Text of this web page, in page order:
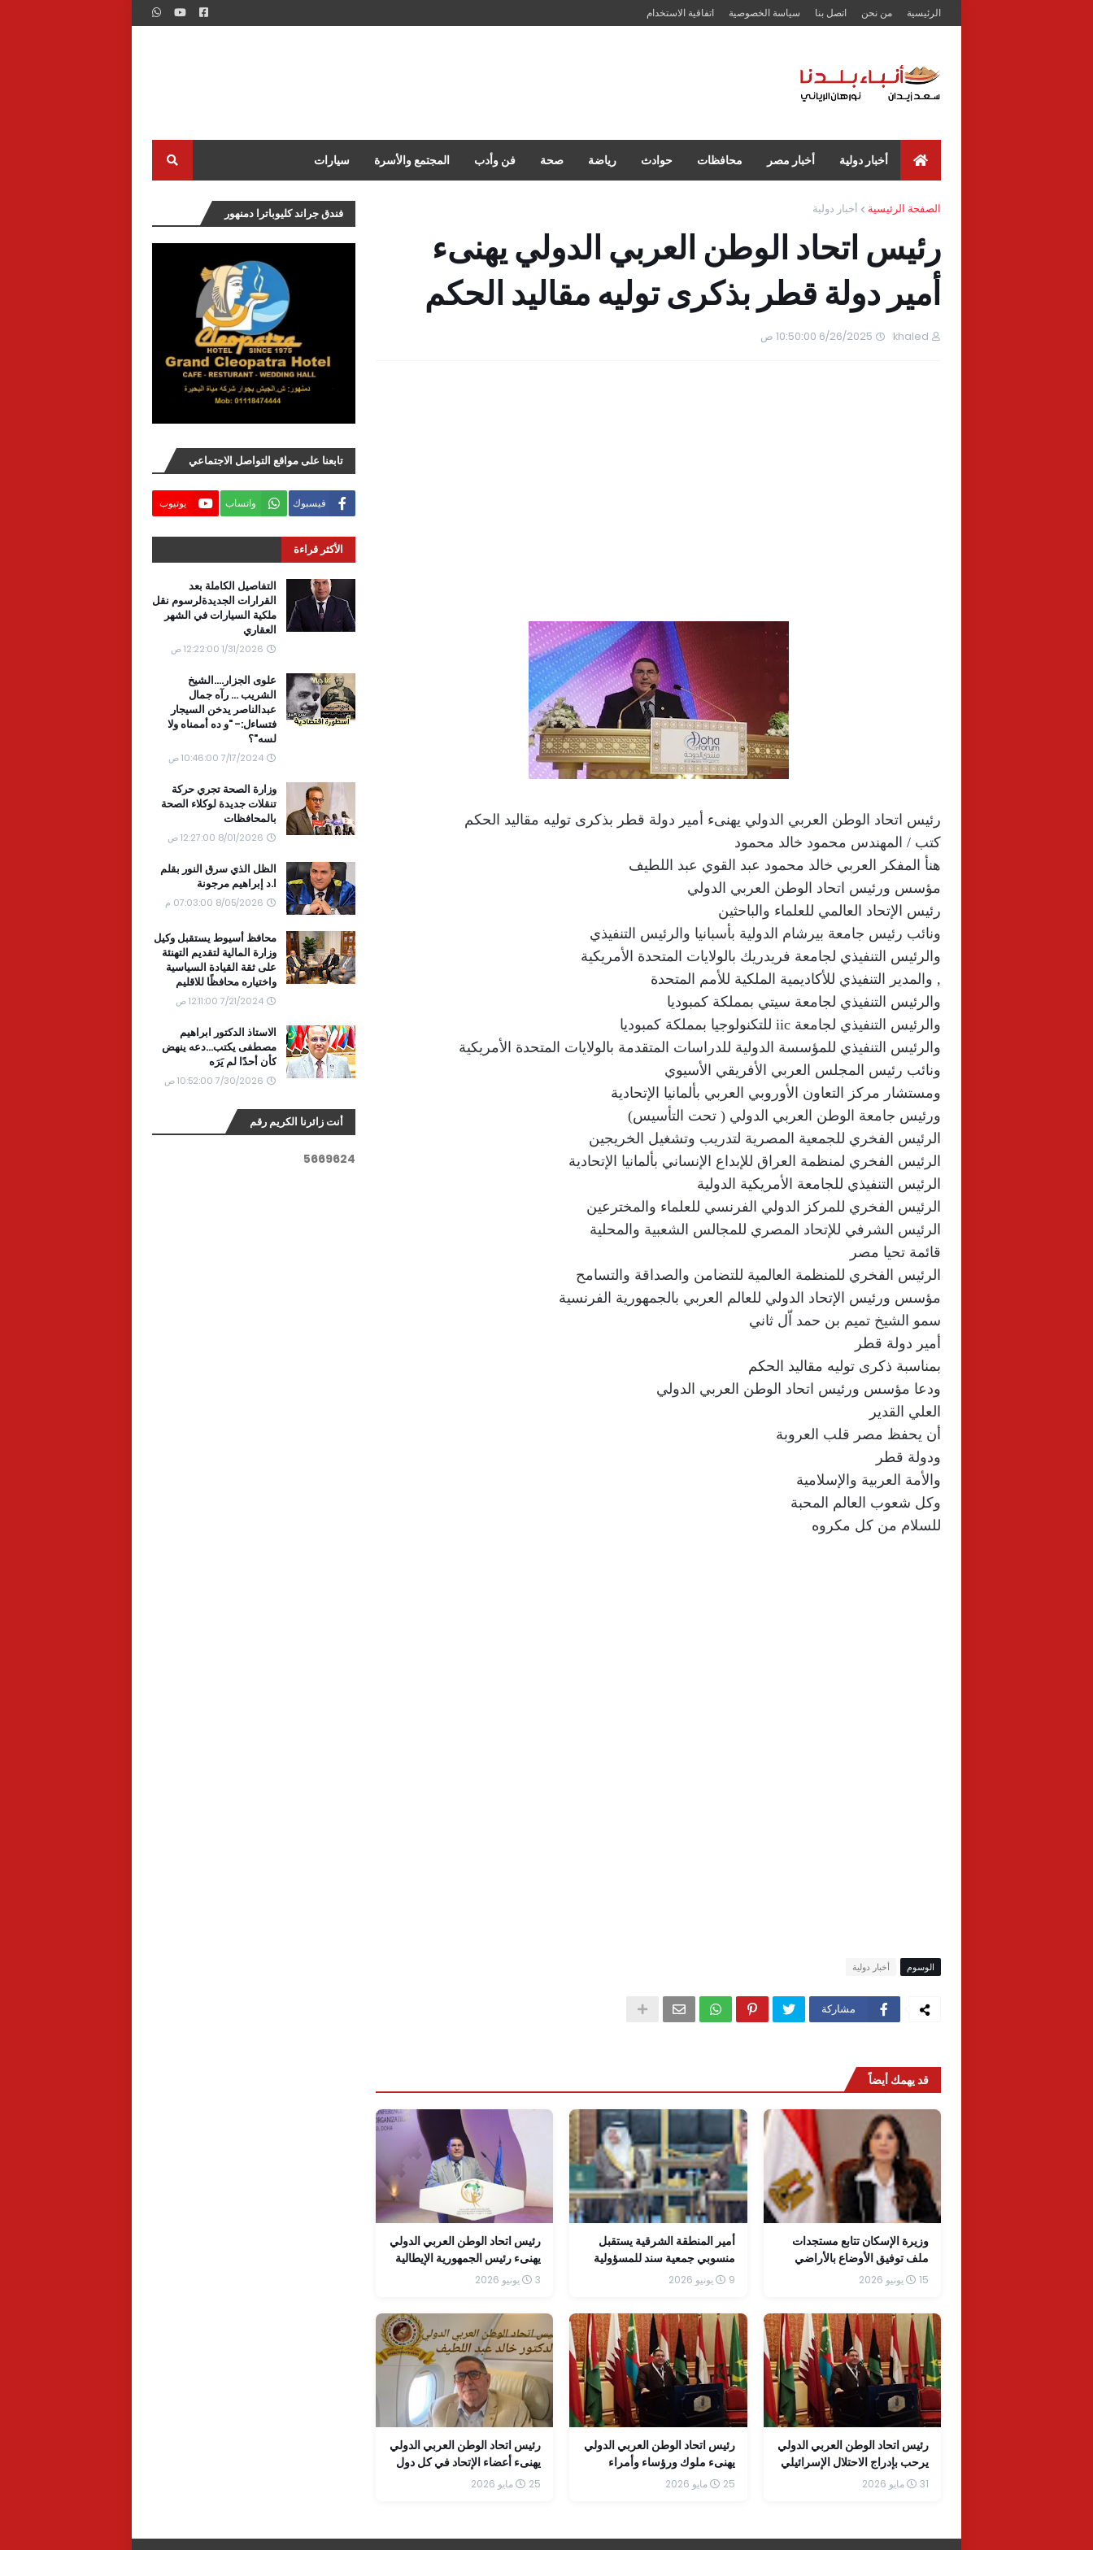
الرئيسية من نحن اتصل بنا سياسة الخصوصية اتفاقية الاستخدام
أخبار دولية أخبار مصر محافظات حوادث رياضة صحة فن وأدب المجتمع والأسرة سيارات
الصفحة الرئيسية أخبار دولية
رئيس اتحاد الوطن العربي الدولي يهنىء
أمير دولة قطر بذكرى توليه مقاليد الحكم
khaled 6/26/2025 10:50:00 ص
رئيس اتحاد الوطن العربي الدولي يهنىء أمير دولة قطر بذكرى توليه مقاليد الحكم
كتب / المهندس محمود خالد محمود
هنأ المفكر العربي خالد محمود عبد القوي عبد اللطيف
مؤسس ورئيس اتحاد الوطن العربي الدولي
رئيس الإتحاد العالمي للعلماء والباحثين
ونائب رئيس جامعة بيرشام الدولية بأسبانيا والرئيس التنفيذي
والرئيس التنفيذي لجامعة فريدريك بالولايات المتحدة الأمريكية
, والمدير التنفيذي للأكاديمية الملكية للأمم المتحدة
والرئيس التنفيذي لجامعة سيتي بمملكة كمبوديا
والرئيس التنفيذي لجامعة iic للتكنولوجيا بمملكة كمبوديا
والرئيس التنفيذي للمؤسسة الدولية للدراسات المتقدمة بالولايات المتحدة الأمريكية
ونائب رئيس المجلس العربي الأفريقي الأسيوي
ومستشار مركز التعاون الأوروبي العربي بألمانيا الإتحادية
ورئيس جامعة الوطن العربي الدولي ( تحت التأسيس)
الرئيس الفخري للجمعية المصرية لتدريب وتشغيل الخريجين
الرئيس الفخري لمنظمة العراق للإبداع الإنساني بألمانيا الإتحادية
الرئيس التنفيذي للجامعة الأمريكية الدولية
الرئيس الفخري للمركز الدولي الفرنسي للعلماء والمخترعين
الرئيس الشرفي للإتحاد المصري للمجالس الشعبية والمحلية
قائمة تحيا مصر
الرئيس الفخري للمنظمة العالمية للتضامن والصداقة والتسامح
مؤسس ورئيس الإتحاد الدولي للعالم العربي بالجمهورية الفرنسية
سمو الشيخ تميم بن حمد اّل ثاني
أمير دولة قطر
بمناسبة ذكرى توليه مقاليد الحكم
ودعا مؤسس ورئيس اتحاد الوطن العربي الدولي
العلي القدير
أن يحفظ مصر قلب العروبة
ودولة قطر
والأمة العربية والإسلامية
وكل شعوب العالم المحبة
للسلام من كل مكروه
الوسوم أخبار دولية
مشاركة
قد يهمك أيضاً
وزيرة الإسكان تتابع مستجدات
ملف توفيق الأوضاع بالأراضي
المضافة بمدينتي العبور الجديدة
15 يونيو 2026
أمير المنطقة الشرقية يستقبل
منسوبي جمعية سند للمسؤولية
الاجتماعية ويثمّن جهود متطوعيها
9 يونيو 2026
رئيس اتحاد الوطن العربي الدولي
يهنىء رئيس الجمهورية الإيطالية
بذكرى يوم الجمهورية
3 يونيو 2026
رئيس اتحاد الوطن العربي الدولي
يرحب بإدراج الاحتلال الإسرائيلي
وكياناته في قائمة الأمم المتحدة
31 مايو 2026
رئيس اتحاد الوطن العربي الدولي
يهنىء ملوك ورؤساء وأمراء
وحكام وشعوب الدول الإسلامية
25 مايو 2026
رئيس اتحاد الوطن العربي الدولي
يهنىء أعضاء الإتحاد في كل دول
العالم بحلول عيد الأضحى المبارك
25 مايو 2026
فندق جراند كليوباترا دمنهور
تابعنا على مواقع التواصل الاجتماعي
فيسبوك واتساب يوتيوب
الأكثر قراءة
التفاصيل الكاملة بعد
القرارات الجديدةلرسوم نقل
ملكية السيارات في الشهر
العقاري
1/31/2026 12:22:00 ص
علوى الجزار....الشيخ
الشريب ... رآه جمال
عبدالناصر يدخن السيجار
فتساءل:- "و ده أممناه ولا
لسه"؟
7/17/2024 10:46:00 ص
وزارة الصحة تجري حركة
تنقلات جديدة لوكلاء الصحة
بالمحافظات
8/01/2026 12:27:00 ص
الظل الذي سرق النور بقلم
ا.د إبراهيم مرجونة
8/05/2026 07:03:00 م
محافظ أسيوط يستقبل وكيل
وزارة المالية لتقديم التهنئة
على ثقة القيادة السياسية
واختياره محافظًا للاقليم
7/21/2024 12:11:00 ص
الاستاذ الدكتور ابراهيم
مصطفى يكتب...دعه ينهض
كأن أحدًا لم يَرَه
7/30/2026 10:52:00 ص
أنت زائرنا الكريم رقم
5669624